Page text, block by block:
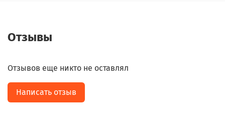
Отзывы
Отзывов еще никто не оставлял
Написать отзыв